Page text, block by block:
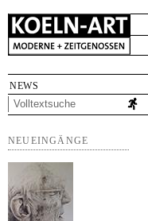
NEWS
NEUEINGÄNGE